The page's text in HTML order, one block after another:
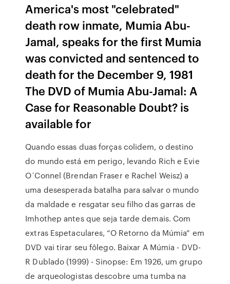
America's most "celebrated"
death row inmate, Mumia Abu-
Jamal, speaks for the first Mumia
was convicted and sentenced to
death for the December 9, 1981
The DVD of Mumia Abu-Jamal: A
Case for Reasonable Doubt? is
available for
Quando essas duas forças colidem, o destino
do mundo está em perigo, levando Rich e Evie
O´Connel (Brendan Fraser e Rachel Weisz) a
uma desesperada batalha para salvar o mundo
da maldade e resgatar seu filho das garras de
Imhothep antes que seja tarde demais. Com
extras Espetaculares, “O Retorno da Múmia” em
DVD vai tirar seu fôlego. Baixar A Múmia - DVD-
R Dublado (1999) - Sinopse: Em 1926, um grupo
de arqueologistas descobre uma tumba na